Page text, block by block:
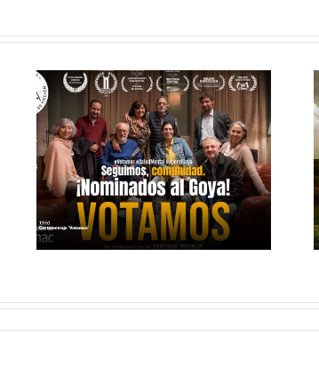
ÉCHALE UN
PAR DE FRESAS
A TU VIDA